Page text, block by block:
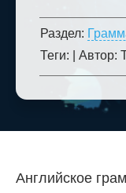
Раздел:
Теги:
Автор:
Английское